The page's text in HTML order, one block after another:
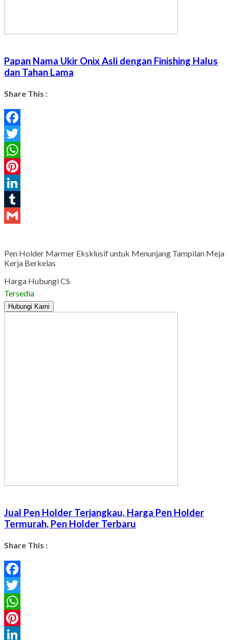
Papan Nama Ukir Onix Asli dengan Finishing Halus
dan Tahan Lama
Share This :
Facebook
Twitter
WhatsApp
Pinterest
LinkedIn
Tumblr
Pen Holder Marmer Eksklusif untuk Menunjang Tampilan Meja
Kerja Berkelas
Harga Hubungi CS
Tersedia
Hubungi Kami
Jual Pen Holder Terjangkau, Harga Pen Holder
Termurah, Pen Holder Terbaru
Share This :
Facebook
Twitter
WhatsApp
Pinterest